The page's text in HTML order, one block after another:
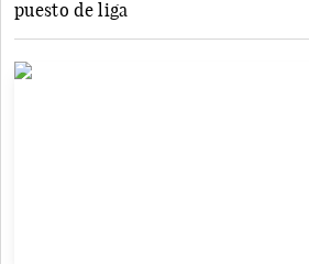
puesto de liga